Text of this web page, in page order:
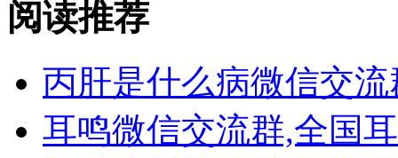
阅读推荐
丙肝是什么病微信交
耳鸣微信交流群,全国